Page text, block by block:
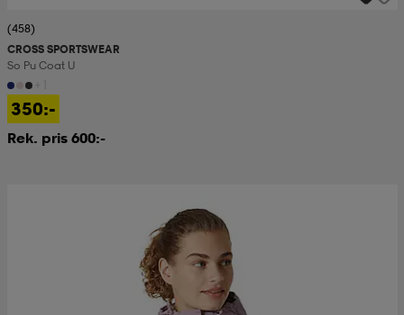
(458)
CROSS SPORTSWEAR
So Pu Coat U
350:-
Rek. pris 600:-